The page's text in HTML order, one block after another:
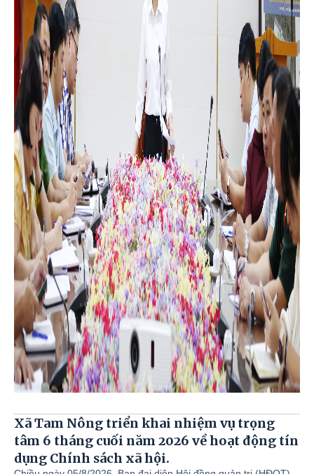
Xã Tam Nông triển khai nhiệm vụ trọng
tâm 6 tháng cuối năm 2026 về hoạt động tín
dụng Chính sách xã hội.